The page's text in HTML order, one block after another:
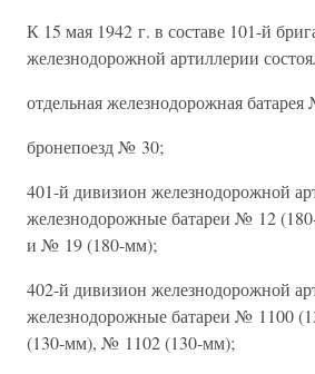
К 15 мая 1942 г. в составе 101-й
железнодорожной артиллерии
отдельная железнодорожная
бронепоезд № 30;
401-й дивизион железнодорожной
железнодорожные батареи № 12
и № 19 (180-мм);
402-й дивизион железнодорожной
железнодорожные батареи № 1100
(130-мм), № 1102 (130-мм);